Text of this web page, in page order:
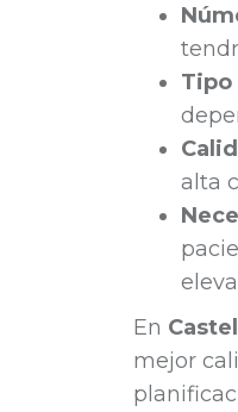
Tipo
alta
En
mejor